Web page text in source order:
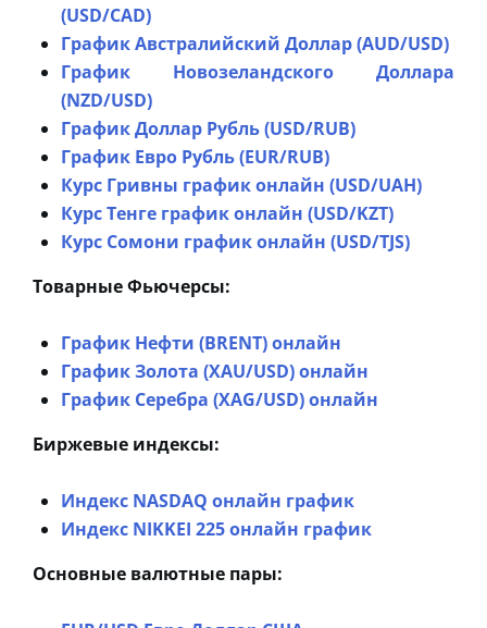
(USD/CAD)
График Австралийский Доллар (AUD/USD)
График Новозеландского Доллара
(NZD/USD)
График Доллар Рубль (USD/RUB)
График Евро Рубль (EUR/RUB)
Курс Гривны график онлайн (USD/UAH)
Курс Тенге график онлайн (USD/KZT)
Курс Сомони график онлайн (USD/TJS)
Товарные Фьючерсы:
График Нефти (BRENT) онлайн
График Золота (XAU/USD) онлайн
График Серебра (XAG/USD) онлайн
Биржевые индексы:
Индекс NASDAQ онлайн график
Индекс NIKKEI 225 онлайн график
Основные валютные пары: